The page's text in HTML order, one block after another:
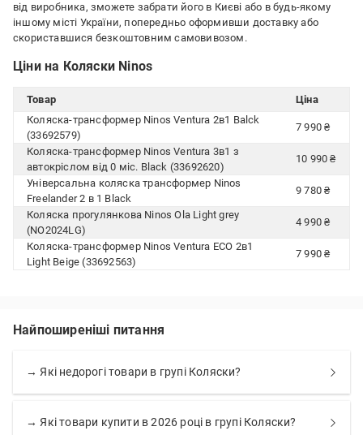
від виробника, зможете забрати його в Києві або в будь-якому
іншому місті України, попередньо оформивши доставку або
скориставшися безкоштовним самовивозом.
Ціни на Коляски Ninos
Товар
Ціна
Коляска-трансформер Ninos Ventura 2в1 Balck
(33692579)
7 990 ₴
Коляска-трансформер Ninos Ventura 3в1 з
автокріслом від 0 міс. Black (33692620)
10 990 ₴
Універсальна коляска трансформер Ninos
Freelander 2 в 1 Black
9 780 ₴
Коляска прогулянкова Ninos Ola Light grey
(NO2024LG)
4 990 ₴
Коляска-трансформер Ninos Ventura ECO 2в1
Light Beige (33692563)
7 990 ₴
Найпоширеніші питання
→ Які недорогі товари в групі Коляски?
→ Які товари купити в 2026 році в групі Коляски?